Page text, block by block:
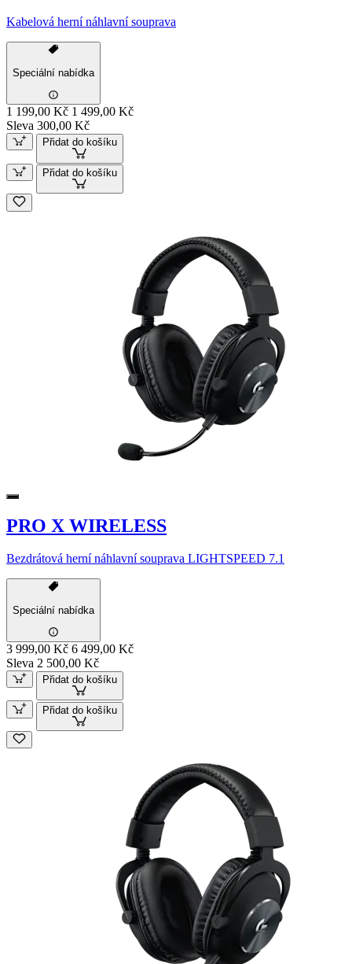
Kabelová herní náhlavní souprava
Speciální nabídka
1 199,00 Kč 1 499,00 Kč
Sleva 300,00 Kč
Přidat do košíku
Přidat do košíku
PRO X WIRELESS
Bezdrátová herní náhlavní souprava LIGHTSPEED 7.1
Speciální nabídka
3 999,00 Kč 6 499,00 Kč
Sleva 2 500,00 Kč
Přidat do košíku
Přidat do košíku